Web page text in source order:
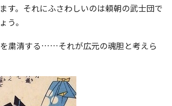
す。それにふさわしいのは頼朝の武士団で
う。
粛清する……それが広元の魂胆と考えら